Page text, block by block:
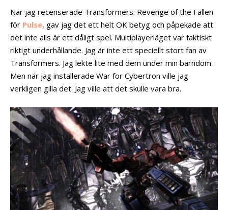
När jag recenserade Transformers: Revenge of the Fallen
för Pulse, gav jag det ett helt OK betyg och påpekade att
det inte alls är ett dåligt spel. Multiplayerläget var faktiskt
riktigt underhållande. Jag är inte ett speciellt stort fan av
Transformers. Jag lekte lite med dem under min barndom.
Men när jag installerade War for Cybertron ville jag
verkligen gilla det. Jag ville att det skulle vara bra.